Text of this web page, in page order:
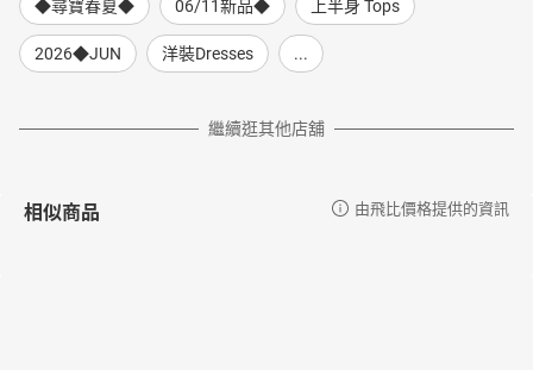
◆尋寶春夏◆ 06/11新品◆ 上半身 Tops
2026◆JUN 洋裝Dresses ...
繼續逛其他店舖
相似商品 由飛比價格提供的資訊